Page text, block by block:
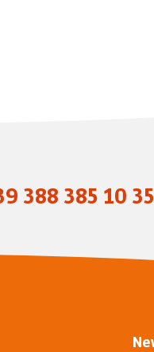
388 385 10 35